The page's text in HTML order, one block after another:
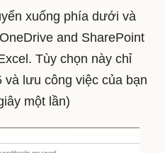
xuống phía dưới và
and SharePoint
Tùy chọn này chỉ
và lưu công việc của bạn
một lần)